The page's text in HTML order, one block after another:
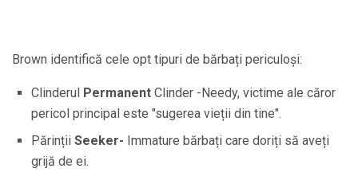
Brown identifică cele opt tipuri de bărbați periculoși:
Clinderul Permanent Clinder -Needy, victime ale căror
pericol principal este "sugerea vieții din tine".
Părinții Seeker- Immature bărbați care doriți să aveți
grijă de ei.